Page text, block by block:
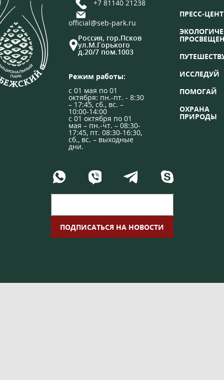
+7 81140 21238
official@seb-park.ru
Россия, гор.Псков
ул.М.Горького
д.20/7 пом.1003
Режим работы:
с 01 мая по 01
октября: пн.-пт. - 8:30
– 17:45, сб., вс. –
10:00-14:00
с 01 октября по 01
мая – пн.-чт. – 08:30-
17:45, пт. 08:30-16:30,
сб., вс. – выходные
дни.
ПРЕСС-
ИССЛЕДУЙ
ПОМОГАЙ
ОХРАНА
ПРИРОДЫ